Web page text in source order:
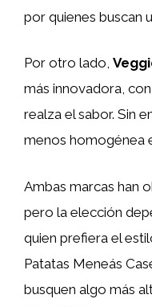
por quienes buscan
Por otro lado,
más innovadora,
realza el sabor. Sin
menos homogénea
Ambas marcas han
pero la elección
quien prefiera el
Patatas Meneás
busquen algo más